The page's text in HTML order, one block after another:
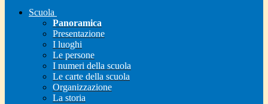
Scuola
Panoramica
Presentazione
I luoghi
Le persone
I numeri della scuola
Le carte della scuola
Organizzazione
La storia